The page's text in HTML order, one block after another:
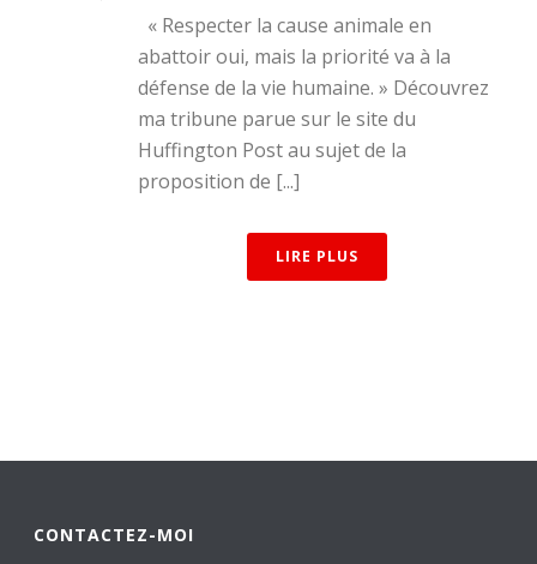
« Respecter la cause animale en
abattoir oui, mais la priorité va à la
défense de la vie humaine. » Découvrez
ma tribune parue sur le site du
Huffington Post au sujet de la
proposition de [...]
LIRE PLUS
CONTACTEZ-MOI